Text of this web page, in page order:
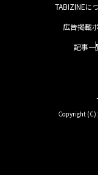
TABIZINEに
広告掲載
記事一
Copyright (C)